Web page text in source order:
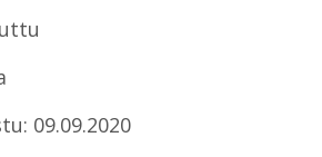
09.09.2020